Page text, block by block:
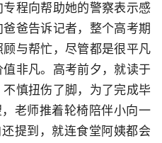
程向帮助她的警察表示感
爸告诉记者，整个高考期
与帮忙，尽管都是很平凡
非凡。高考前夕，就读于
慎扭伤了脚，为了完成毕
老师推着轮椅陪伴小向一
提到，就连食堂阿姨都会